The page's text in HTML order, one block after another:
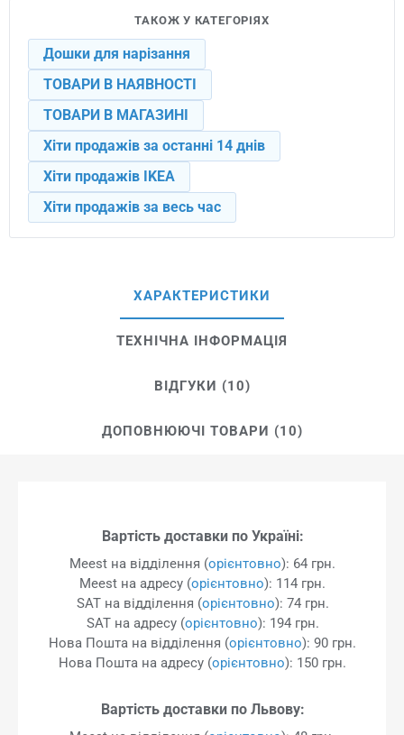
ТАКОЖ У КАТЕГОРІЯХ
Дошки для нарізання
ТОВАРИ В НАЯВНОСТІ
ТОВАРИ В МАГАЗИНІ
Хіти продажів за останні 14 днів
Хіти продажів IKEA
Хіти продажів за весь час
ХАРАКТЕРИСТИКИ
ТЕХНІЧНА ІНФОРМАЦІЯ
ВІДГУКИ (10)
ДОПОВНЮЮЧІ ТОВАРИ (10)
Вартість доставки по Україні:
Meest на відділення (орієнтовно): 64 грн.
Meest на адресу (орієнтовно): 114 грн.
SAT на відділення (орієнтовно): 74 грн.
SAT на адресу (орієнтовно): 194 грн.
Нова Пошта на відділення (орієнтовно): 90 грн.
Нова Пошта на адресу (орієнтовно): 150 грн.
Вартість доставки по Львову: